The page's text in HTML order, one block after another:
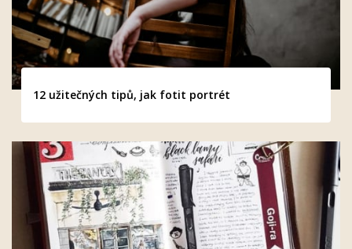
12 užitečných tipů, jak fotit portrét